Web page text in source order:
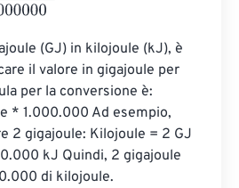
(GJ) in kilojoule (kJ), è
il valore in gigajoule per
per la conversione è:
* 1.000.000 Ad esempio,
2 gigajoule: Kilojoule = 2 GJ
kJ Quindi, 2 gigajoule
di kilojoule.